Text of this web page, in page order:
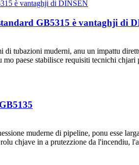
GB5315 è vantaghji di
tubazioni muderni, anu un impattu
paese stabilisce requisiti tecnichi chjari
muderne di pipeline, ponu esse
chjave in a prutezzione da l'incendiu,